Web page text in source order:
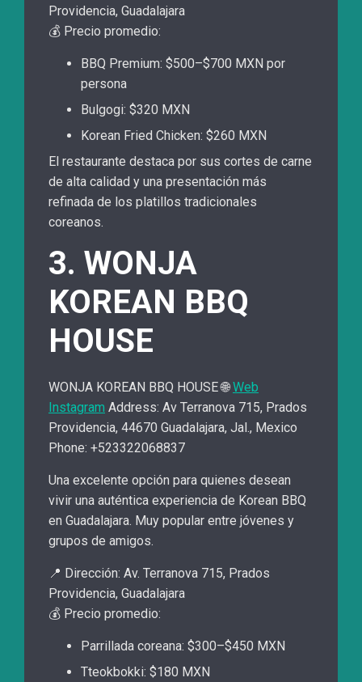
Providencia, Guadalajara
💰 Precio promedio:
BBQ Premium: $500–$700 MXN por
persona
Bulgogi: $320 MXN
Korean Fried Chicken: $260 MXN
El restaurante destaca por sus cortes de carne
de alta calidad y una presentación más
refinada de los platillos tradicionales
coreanos.
3. WONJA
KOREAN BBQ
HOUSE
WONJA KOREAN BBQ HOUSE 🌐 Web
Instagram Address: Av Terranova 715, Prados
Providencia, 44670 Guadalajara, Jal., Mexico
Phone: +523322068837
Una excelente opción para quienes desean
vivir una auténtica experiencia de Korean BBQ
en Guadalajara. Muy popular entre jóvenes y
grupos de amigos.
📍 Dirección: Av. Terranova 715, Prados
Providencia, Guadalajara
💰 Precio promedio:
Parrillada coreana: $300–$450 MXN
Tteokbokki: $180 MXN